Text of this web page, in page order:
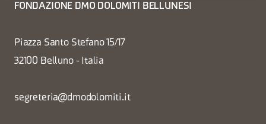
FONDAZIONE DMO DOLOMITI BELLUNESI
Piazza Santo Stefano 15/17
32100 Belluno - Italia
segreteria@dmodolomiti.it